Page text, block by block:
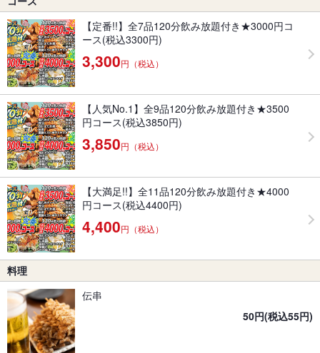
【定番!!】全7品120分飲み放題付き★3000円コ
ース(税込3300円)
3,300円（税込）
【人気No.1】全9品120分飲み放題付き★3500
円コース(税込3850円)
3,850円（税込）
【大満足!!】全11品120分飲み放題付き★4000
円コース(税込4400円)
4,400円（税込）
料理
伝串
50円(税込55円)